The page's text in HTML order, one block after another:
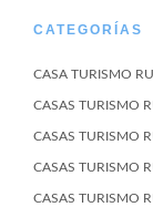
CATEGORÍAS
CASA TURISMO
CASAS TURISMO
CASAS TURISMO
CASAS TURISMO
CASAS TURISMO